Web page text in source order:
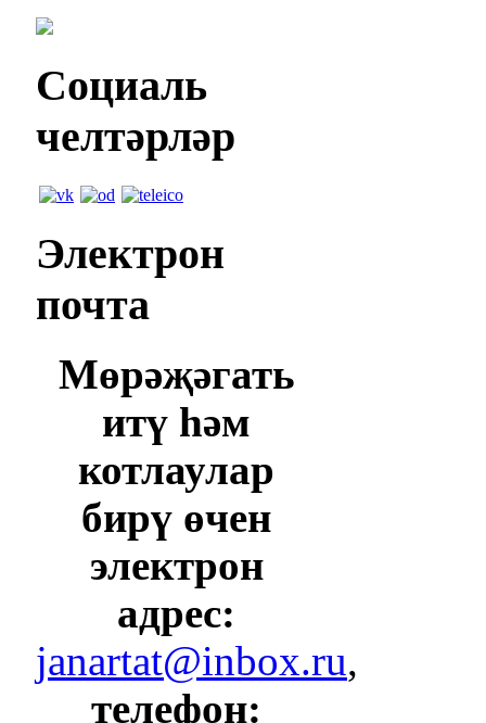
Социаль
челтәрләр
Электрон
почта
Мөрәҗәгать
итү һәм
котлаулар
бирү өчен
электрон
адрес:
janartat@inbox.ru,
телефон: